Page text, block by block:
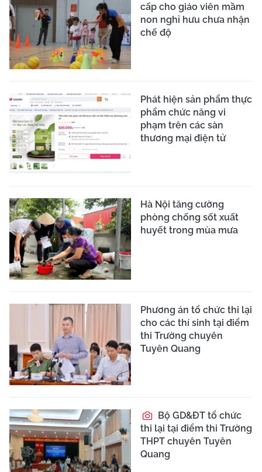
cấp cho giáo viên mầm
non nghỉ hưu chưa nhận
chế độ
Phát hiện sản phẩm thực
phẩm chức năng vi
phạm trên các sàn
thương mại điện tử
Hà Nội tăng cường
phòng chống sốt xuất
huyết trong mùa mưa
Phương án tổ chức thi lại
cho các thí sinh tại điểm
thi Trường chuyên
Tuyên Quang
Bộ GD&ĐT tổ chức
thi lại tại điểm thi Trường
THPT chuyên Tuyên
Quang